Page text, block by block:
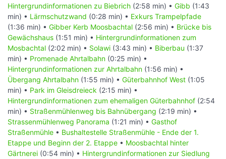
Hintergrundinformationen zu Biebrich (2:58 min) • Gibb (1:43
min) • Lärmschutzwand (0:28 min) • Exkurs Trampelpfade
(1:36 min) • Gibber Kerb Moosbachtal (2:56 min) • Brücke bis
Gewächshaus (1:51 min) • Hintergrundinformationen zum
Mosbachtal (2:02 min) • Solawi (3:43 min) • Biberbau (1:37
min) • Promenade Ahrtalbahn (0:25 min) •
Hintergrundinformationen zur Ahrtalbahn (1:56 min) •
Übergang Ahrtalbahn (1:55 min) • Güterbahnhof West (1:05
min) • Park im Gleisdreieck (2:15 min) •
Hintergrundinformationen zum ehemaligen Güterbahnhof (2:54
min) • Straßenmühlenweg bis Bahnübergang (2:19 min) •
Strassenmühlenweg Panorama (1:21 min) • Gasthof
Straßenmühle • Bushaltestelle Straßenmühle - Ende der 1.
Etappe und Beginn der 2. Etappe • Moosbachtal hinter
Gärtnerei (0:54 min) • Hintergrundinformationen zur Siedlung